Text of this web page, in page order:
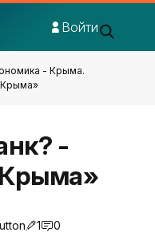
Войти
- Крыма.
Крыма»
-
1 0